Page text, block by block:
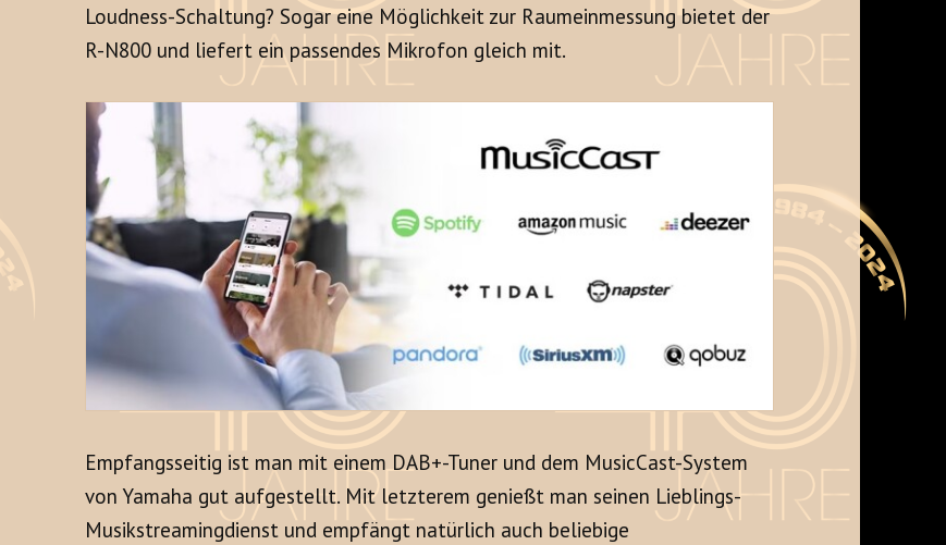
Loudness-Schaltung? Sogar eine Möglichkeit zur Raumeinmessung bietet der
R-N800 und liefert ein passendes Mikrofon gleich mit.
Empfangsseitig ist man mit einem DAB+-Tuner und dem MusicCast-System
von Yamaha gut aufgestellt. Mit letzterem genießt man seinen Lieblings-
Musikstreamingdienst und empfängt natürlich auch beliebige